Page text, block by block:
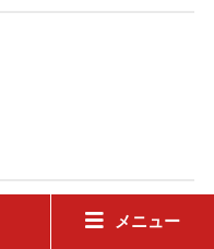
メニュー